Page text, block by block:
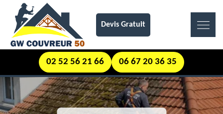
Devis Gratuit
02 52 56 21 66 06 67 20 36 35